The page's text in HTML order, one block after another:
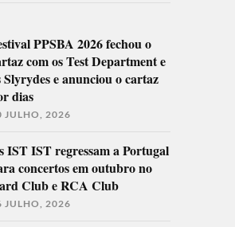
PPSBA 2026 fechou o
com os Test Department e
Slyrydes e anunciou o cartaz
dias
JULHO, 2026
IST IST regressam a Portugal
concertos em outubro no
Club e RCA Club
JULHO, 2026